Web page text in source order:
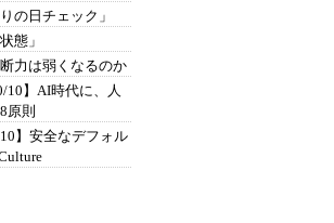
の日チェック」
態」
力は弱くなるのか
10】AI時代に、人
原則
10】安全なデフォル